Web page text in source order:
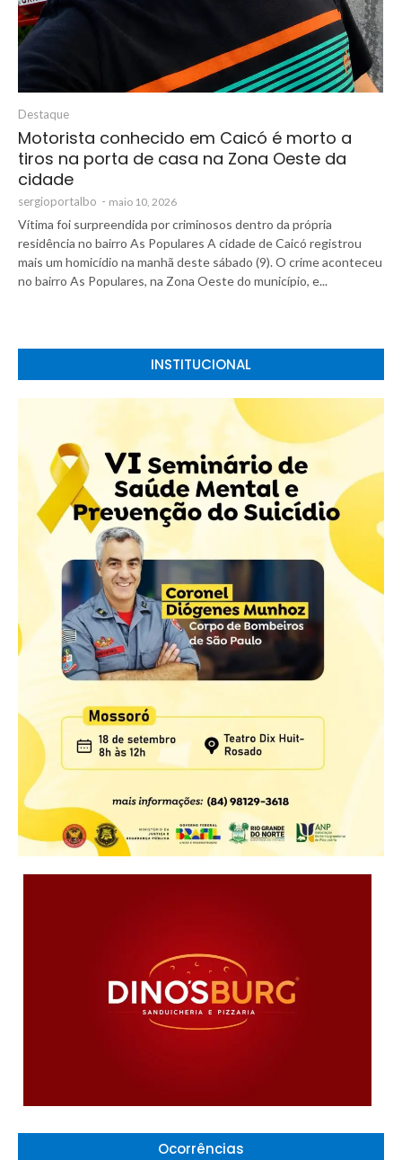
Destaque
Motorista conhecido em Caicó é morto a
tiros na porta de casa na Zona Oeste da
cidade
sergioportalbo - maio 10, 2026
Vítima foi surpreendida por criminosos dentro da própria
residência no bairro As Populares A cidade de Caicó registrou
mais um homicídio na manhã deste sábado (9). O crime aconteceu
no bairro As Populares, na Zona Oeste do município, e...
INSTITUCIONAL
Ocorrências